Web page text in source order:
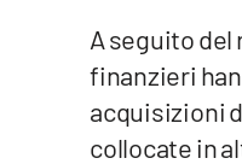
A seguito
finanzieri
acquisizioni
collocate in